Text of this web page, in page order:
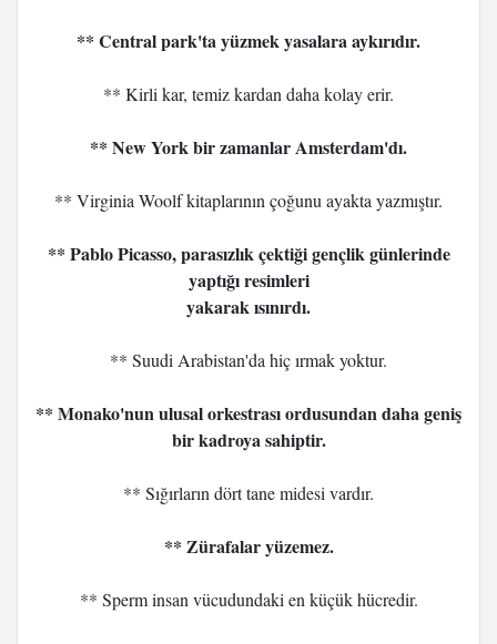
** Central park'ta yüzmek yasalara aykırıdır.
** Kirli kar, temiz kardan daha kolay erir.
** New York bir zamanlar Amsterdam'dı.
** Virginia Woolf kitaplarının çoğunu ayakta yazmıştır.
** Pablo Picasso, parasızlık çektiği gençlik günlerinde
yaptığı resimleri
yakarak ısınırdı.
** Suudi Arabistan'da hiç ırmak yoktur.
** Monako'nun ulusal orkestrası ordusundan daha geniş
bir kadroya sahiptir.
** Sığırların dört tane midesi vardır.
** Zürafalar yüzemez.
** Sperm insan vücudundaki en küçük hücredir.